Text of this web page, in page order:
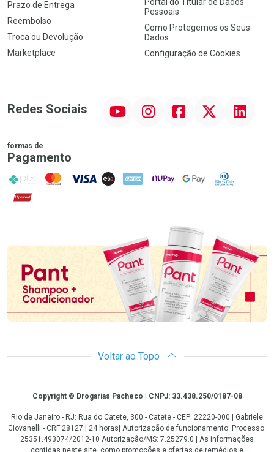
Prazo de Entrega
Reembolso
Troca ou Devolução
Marketplace
Pessoais
Como Protegemos os Seus
Dados
Configuração de Cookies
Redes Sociais InstagramFacebook Linkedin
formas de
Pagamento
PIX MasterCard
VISA ELO AMEX NuPay Google PayDiners Club
Hipercard
Promoção em Destaque
Voltar ao Topo
CopyrightCopyright © Drogarias Pacheco | CNPJ: 33.438.250/0187-08
Rio de Janeiro - RJ: Rua do Catete, 300 - Catete - CEP: 22220-000 | Gabriele
Giovanelli - CRF 28127 | 24 horas| Autorização de funcionamento: Processo:
25351.493074/2012-10 Autorização/MS: 7.25279.0 | As informações
contidas neste site, como promoções e ofertas de remédios e